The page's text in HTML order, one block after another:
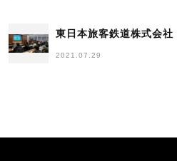
東日本旅客鉄道株式会社
2021.07.29